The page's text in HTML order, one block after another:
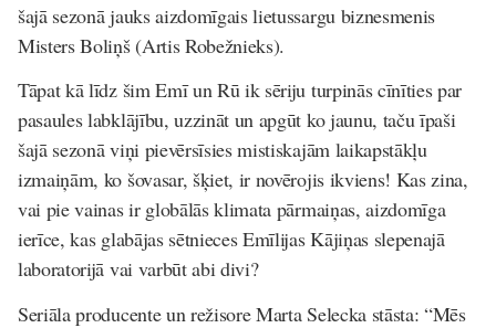
šajā sezonā jauks aizdomīgais lietussargu biznesmenis
Misters Boliņš (Artis Robežnieks).
Tāpat kā līdz šim Emī un Rū ik sēriju turpinās cīnīties par
pasaules labklājību, uzzināt un apgūt ko jaunu, taču īpaši
šajā sezonā viņi pievērsīsies mistiskajām laikapstākļu
izmaiņām, ko šovasar, šķiet, ir novērojis ikviens! Kas zina,
vai pie vainas ir globālās klimata pārmaiņas, aizdomīga
ierīce, kas glabājas sētnieces Emīlijas Kājiņas slepenajā
laboratorijā vai varbūt abi divi?
Seriāla producente un režisore Marta Selecka stāsta: “Mēs